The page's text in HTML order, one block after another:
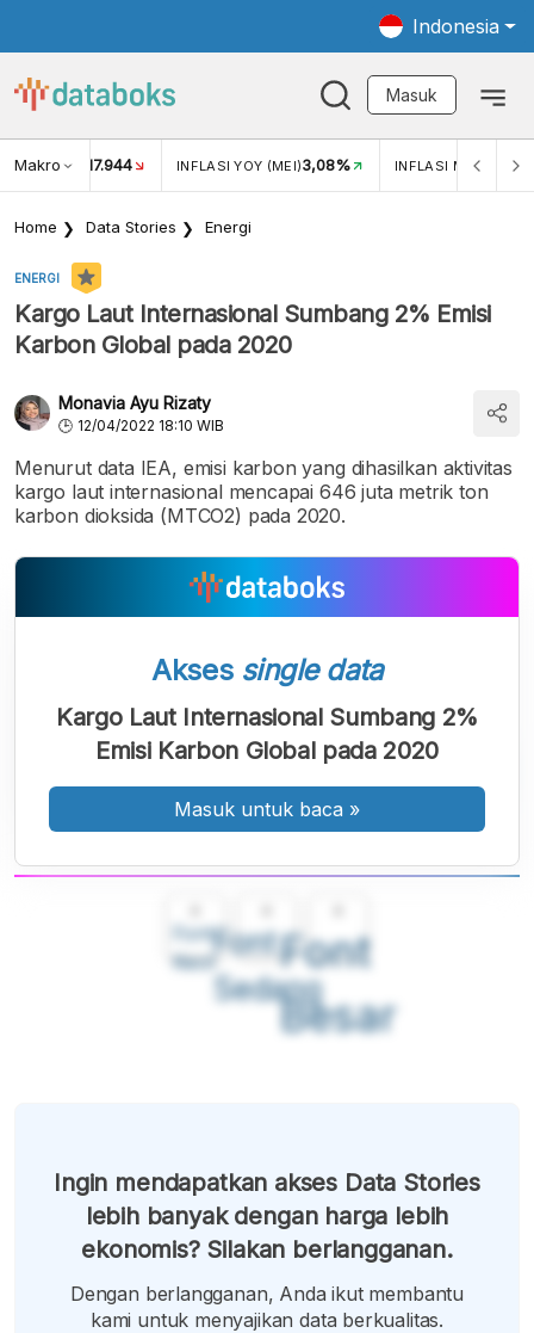
Indonesia
Masuk
Makro
USD/IDR 17.944 INFLASI YOY (MEI)3,08% INFLASI MOM (MEI)
Home Data Stories Energi
ENERGI
Kargo Laut Internasional Sumbang 2% Emisi
Karbon Global pada 2020
Monavia Ayu Rizaty
12/04/2022 18:10 WIB
Menurut data IEA, emisi karbon yang dihasilkan aktivitas
kargo laut internasional mencapai 646 juta metrik ton
karbon dioksida (MTCO2) pada 2020.
Font
Kecil
Font
Sedang
Font
Besar
Akses single data
Kargo Laut Internasional Sumbang 2%
Emisi Karbon Global pada 2020
Masuk untuk baca »
Ingin mendapatkan akses Data Stories
lebih banyak dengan harga lebih
ekonomis? Silakan berlangganan.
Dengan berlangganan, Anda ikut membantu
kami untuk menyajikan data berkualitas.